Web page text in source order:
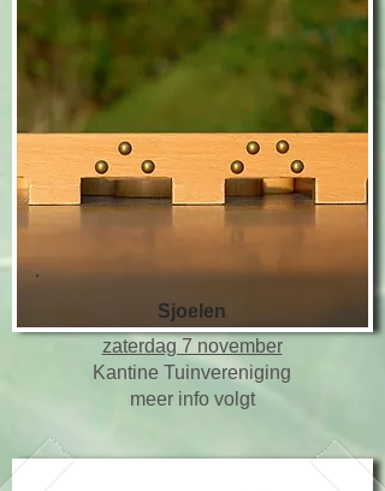
Sjoelen
​zaterdag 7 november
Kantine Tuinvereniging
meer info volgt